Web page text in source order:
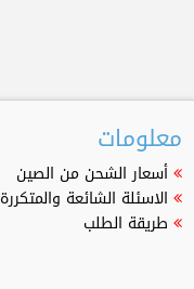
معلومات
أسعار الشحن من الصين
الاسئلة الشائعة والمتكررة
طريقة الطلب